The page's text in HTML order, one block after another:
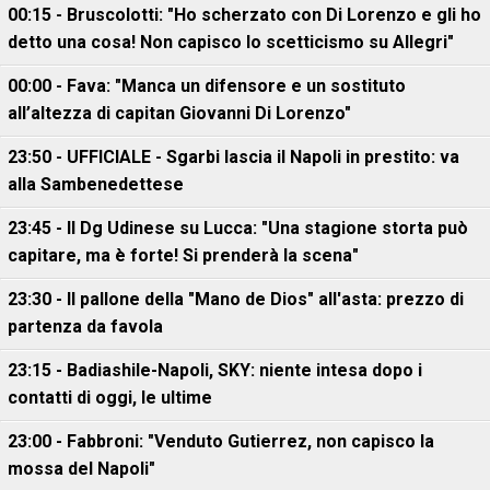
00:15 - Bruscolotti: "Ho scherzato con Di Lorenzo e gli ho
detto una cosa! Non capisco lo scetticismo su Allegri"
00:00 - Fava: "Manca un difensore e un sostituto
all’altezza di capitan Giovanni Di Lorenzo"
23:50 - UFFICIALE - Sgarbi lascia il Napoli in prestito: va
alla Sambenedettese
23:45 - Il Dg Udinese su Lucca: "Una stagione storta può
capitare, ma è forte! Si prenderà la scena"
23:30 - Il pallone della "Mano de Dios" all'asta: prezzo di
partenza da favola
23:15 - Badiashile-Napoli, SKY: niente intesa dopo i
contatti di oggi, le ultime
23:00 - Fabbroni: "Venduto Gutierrez, non capisco la
mossa del Napoli"